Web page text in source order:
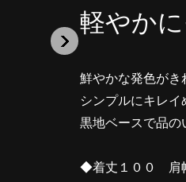
軽やか
鮮やかな発色がき
シンプルにキレイ
黒地ベースで品の
◆着丈１００ 肩